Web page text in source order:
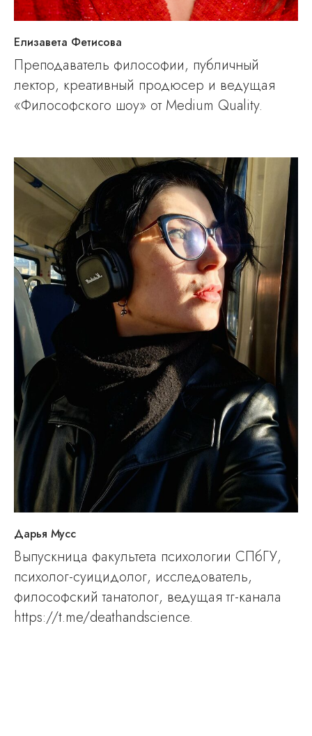
Елизавета Фетисова
Преподаватель философии, публичный
лектор, креативный продюсер и ведущая
«Философского шоу» от Medium Quality.
Дарья Мусс
Выпускница факультета психологии СПбГУ,
психолог-суицидолог, исследователь,
философский танатолог, ведущая тг-канала
https://t.me/deathandscience.